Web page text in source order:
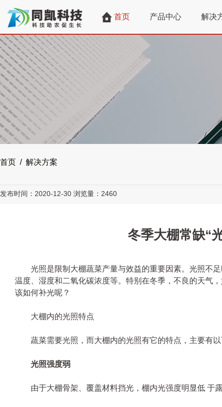
首页 产品中心 解决
首页 / 解决方案
发布时间：2020-12-30 浏览量：2460
冬季大棚常缺“
光照是限制大棚蔬菜产量与效益的重要因素。光照不足
温度、湿度和二氧化碳浓度等。特别在冬季，不良的天气
该如何补光呢？
大棚内的光照特点
蔬菜需要光照，而大棚内的光照有它的特点，主要有以
光照强度弱
由于大棚骨架、覆盖材料挡光，棚内光强度明显低 于